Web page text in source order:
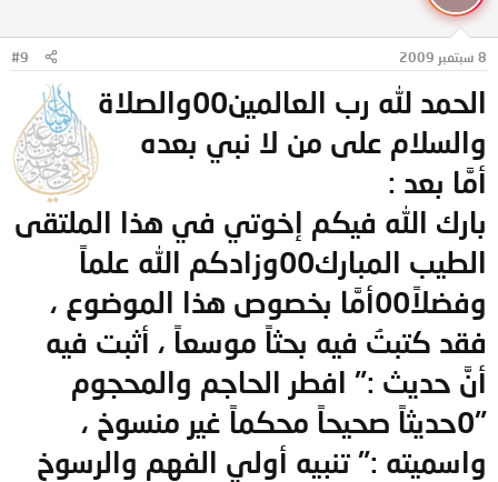
8 سبتمبر 2009 #9
الحمد لله رب العالمين00والصلاة
والسلام على من لا نبي بعده
أمَّا بعد :
بارك الله فيكم إخوتي في هذا الملتقى
الطيب المبارك00وزادكم الله علماً
وفضلاً00أمَّا بخصوص هذا الموضوع ،
فقد كتبتُ فيه بحثاً موسعاً ، أثبت فيه
أنَّ حديث :" افطر الحاجم والمحجوم
"0حديثاً صحيحاً محكماً غير منسوخ ،
واسميته :" تنبيه أولي الفهم والرسوخ